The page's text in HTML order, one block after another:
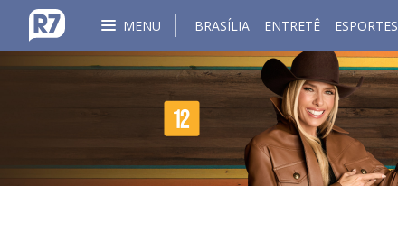
MENU BRASÍLIA ENTRETÊ ESPORTES